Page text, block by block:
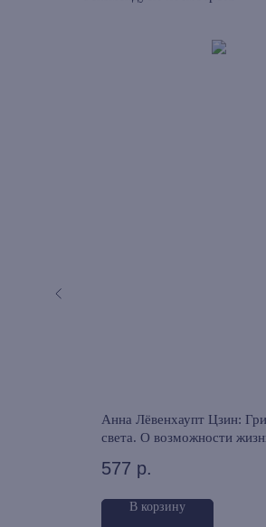
Анна Лёвенхаупт Цзин:
света. О возможности
577 р.
В корзину